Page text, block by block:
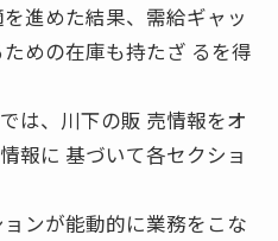
進めた結果、需給ギャッ
めの在庫も持たざ るを得
は、川下の販 売情報をオ
報に 基づいて各セクショ
ンが能動的に業務をこな